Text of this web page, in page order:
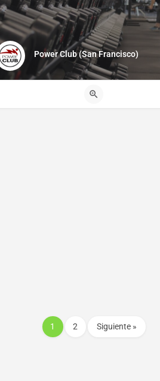
Power Club (San Francisco)
1 2 Siguiente »